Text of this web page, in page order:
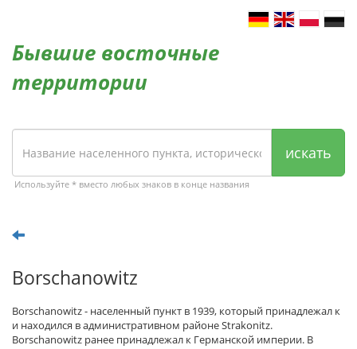
Бывшие восточные
территории
искать
Используйте * вместо любых знаков в конце названия
Borschanowitz
Borschanowitz - населенный пункт в 1939, который принадлежал к
и находился в административном районе Strakonitz.
Borschanowitz ранее принадлежал к Германской империи. В